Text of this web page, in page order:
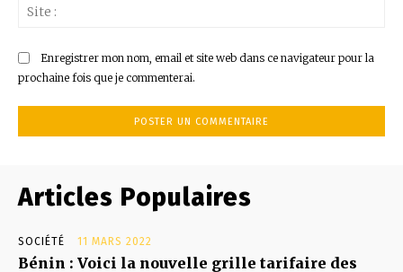
Enregistrer mon nom, email et site web dans ce navigateur pour la
prochaine fois que je commenterai.
Articles Populaires
SOCIÉTÉ 11 MARS 2022
Bénin : Voici la nouvelle grille tarifaire des